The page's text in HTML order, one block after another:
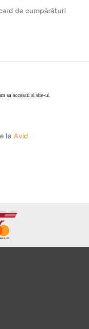
de cumpărături
sa accesati si site-ul
la Avid